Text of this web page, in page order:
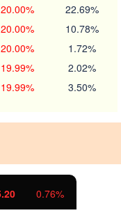
20.00% 22.69%
20.00% 10.78%
20.00% 1.72%
19.99% 2.02%
19.99% 3.50%
-0.26 -0.02%